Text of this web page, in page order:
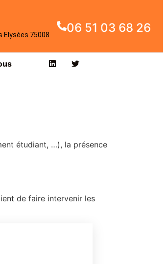
Elysées 75008 06 51 03 68 26
étudiant, …), la présence
de faire intervenir les